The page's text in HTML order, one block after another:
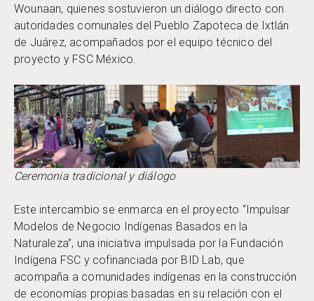
Wounaan, quienes sostuvieron un diálogo directo con
autoridades comunales del Pueblo Zapoteca de Ixtlán
de Juárez, acompañados por el equipo técnico del
proyecto y FSC México.
Ceremonia tradicional y diálogo
Este intercambio se enmarca en el proyecto “Impulsar
Modelos de Negocio Indígenas Basados en la
Naturaleza”, una iniciativa impulsada por la Fundación
Indígena FSC y cofinanciada por BID Lab, que
acompaña a comunidades indígenas en la construcción
de economías propias basadas en su relación con el